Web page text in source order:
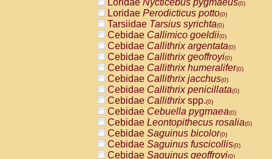
Loridae Nycticebus pygmaeus(0)
Loridae Perodicticus potto(0)
Tarsiidae Tarsius syrichta(0)
Cebidae Callimico goeldii(0)
Cebidae Callithrix argentata(0)
Cebidae Callithrix geoffroyi(0)
Cebidae Callithrix humeralifer(0)
Cebidae Callithrix jacchus(0)
Cebidae Callithrix penicillata(0)
Cebidae Callithrixspp.(0)
Cebidae Cebuella pygmaea(0)
Cebidae Leontopithecus rosalia(0)
Cebidae Saguinus bicolor(0)
Cebidae Saguinus fuscicollis(0)
Cebidae Saguinus geoffroyi(0)